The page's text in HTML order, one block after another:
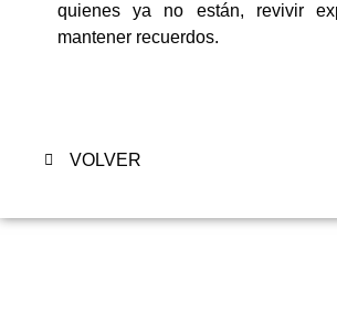
quienes ya no están, revivir
mantener recuerdos.
VOLVER